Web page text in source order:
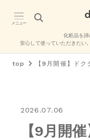
メニュー
化粧品を
安心して使っていただきたい。
top 【9月開催】ド
2026.07.06
【9月開